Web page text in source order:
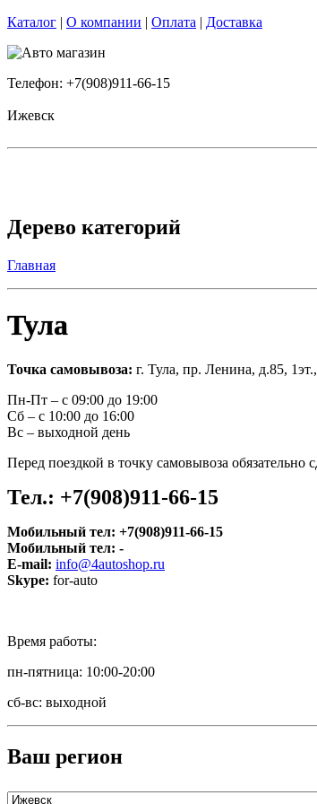
Каталог | О компании | Оплата | Доставка
Телефон: +7(908)911-66-15
Ижевск
Дерево категорий
Главная
Тула
Точка самовывоза: г. Тула, пр. Ленина, д.85,
Пн-Пт – с 09:00 до 19:00
Сб – с 10:00 до 16:00
Вс – выходной день
Перед поездкой в точку самовывоза обязательно
Тел.: +7(908)911-66-15
Мобильный тел: +7(908)911-66-15
Мобильный тел: -
E-mail: info@4autoshop.ru
Skype: for-auto
Время работы:
пн-пятница: 10:00-20:00
сб-вс: выходной
Ваш регион